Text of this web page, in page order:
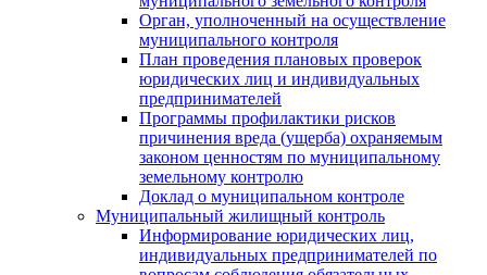
Орган, уполноченный на осуществление
муниципального контроля
План проведения плановых проверок
юридических лиц и индивидуальных
предпринимателей
Программы профилактики рисков
причинения вреда (ущерба) охраняемым
законом ценностям по муниципальному
земельному контролю
Доклад о муниципальном контроле
Муниципальный жилищный контроль
Информирование юридических лиц,
индивидуальных предпринимателей по